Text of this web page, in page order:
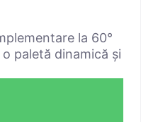
la 60°
paletă dinamică și